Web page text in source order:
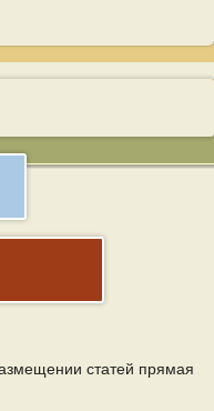
статей прямая